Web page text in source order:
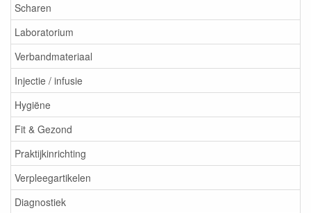
Scharen
Laboratorium
Verbandmateriaal
Injectie / infusie
Hygiëne
Fit & Gezond
Praktijkinrichting
Verpleegartikelen
Diagnostiek